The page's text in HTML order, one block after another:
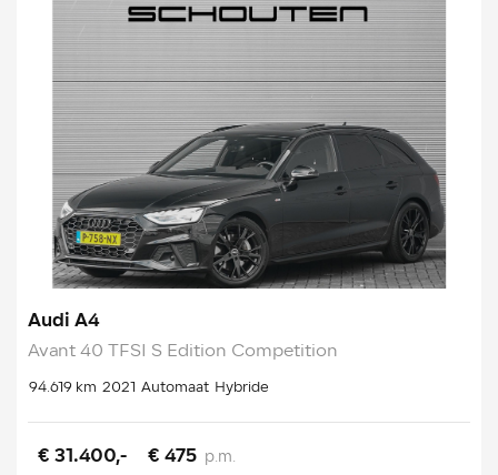
Audi A4
Avant 40 TFSI S Edition Competition
94.619 km 2021 Automaat Hybride
€ 31.400,- € 475 p.m.